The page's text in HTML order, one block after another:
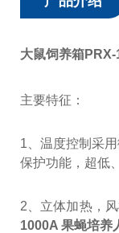
大鼠饲养箱
主要特征：
1、温度控制采
保护功能，超低
2、立体加热，
1000A 果蝇培养